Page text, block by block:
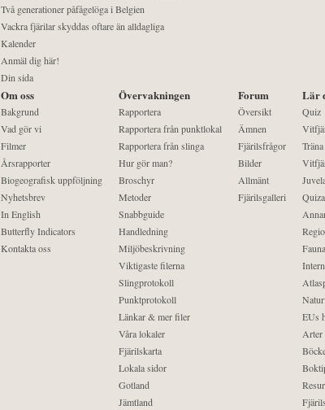
Två generationer påfågelöga i Belgien
Vackra fjärilar skyddas oftare än alldagliga
Kalender
Anmäl dig här!
Din sida
Om oss
Bakgrund
Vad gör vi
Filmer
Årsrapporter
Biogeografisk uppföljning
Nyhetsbrev
In English
Butterfly Indicators
Kontakta oss
Övervakningen
Rapportera
Rapportera från punktlokal
Rapportera från slinga
Hur gör man?
Broschyr
Metoder
Snabbguide
Handledning
Miljöbeskrivning
Viktigaste filerna
Slingprotokoll
Punktprotokoll
Länkar & mer filer
Våra lokaler
Fjärilskarta
Lokala sidor
Gotland
Jämtland
Forum
Översikt
Ämnen
Fjärilsfrågor
Bilder
Allmänt
Fjärilsgalleri
Lär
Quiz
EUs
Arter